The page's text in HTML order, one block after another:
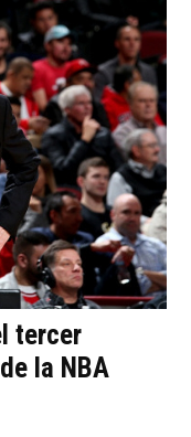
tercer
la NBA